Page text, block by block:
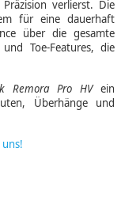
verlierst. Die
für eine dauerhaft
über die gesamte
Toe-Features, die
Remora Pro HVein
Überhänge und